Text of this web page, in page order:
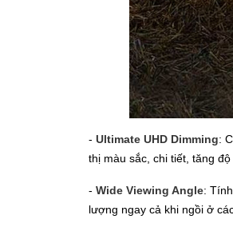
-Ultimate UHD Dimming:
thị màu sắc, chi tiết, tăng
- Wide Viewing Angle:
lượng ngay cả khi ngồi ở